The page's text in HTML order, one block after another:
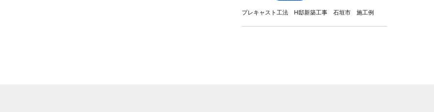
プレキャスト工法 H邸新築工事 石垣市 施工例